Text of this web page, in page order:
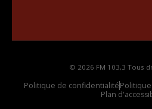
© 2026 FM 103,3 Tous
Politique de confidentialitéPolitique
Plan